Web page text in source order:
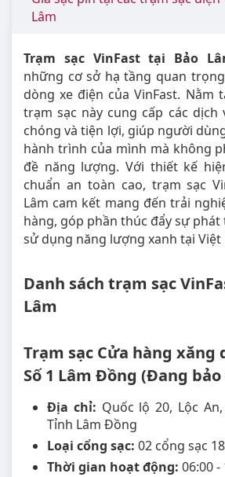
Lâm
Trạm sạc VinFast tại Bảo
những cơ sở hạ tầng quan
dòng xe điện của VinFast. Nằm
trạm sạc này cung cấp các dịch
chóng và tiện lợi, giúp người
hành trình của mình mà không
đề năng lượng. Với thiết kế
chuẩn an toàn cao, trạm sạc
Lâm cam kết mang đến trải
hàng, góp phần thúc đẩy sự
sử dụng năng lượng xanh tại Việt
Danh sách trạm sạc
Lâm
Trạm sạc Cửa hàng xăng
Số 1 Lâm Đồng (Đang
Địa chỉ: Quốc lộ 20, Lộc
Tỉnh Lâm Đồng
Loại cổng sạc: 02 cổng sạc
Thời gian hoạt động: 06:00 -